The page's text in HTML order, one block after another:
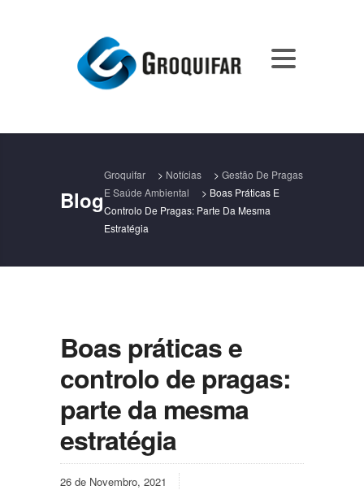
Blog
Groquifar > Notícias > Gestão De Pragas
E Saúde Ambiental
> Boas Práticas E
Controlo De Pragas: Parte Da Mesma
Estratégia
Boas práticas e
controlo de pragas:
parte da mesma
estratégia
26 de Novembro, 2021